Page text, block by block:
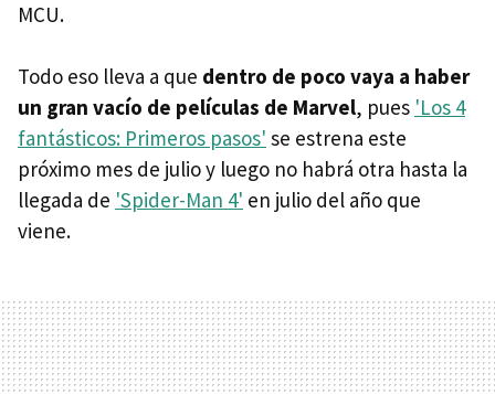
MCU.
Todo eso lleva a que dentro de poco vaya a haber
un gran vacío de películas de Marvel, pues 'Los 4
fantásticos: Primeros pasos' se estrena este
próximo mes de julio y luego no habrá otra hasta la
llegada de 'Spider-Man 4' en julio del año que
viene.